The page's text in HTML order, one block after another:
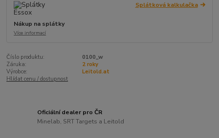
Splátková kalkulačka
Nákup na splátky
Více informací
Číslo produktu:
0100_w
Záruka:
2 roky
Výrobce:
Leitold.at
Hlídat cenu / dostupnost
Oficiální dealer pro ČR
Minelab, SRT Targets a Leitold